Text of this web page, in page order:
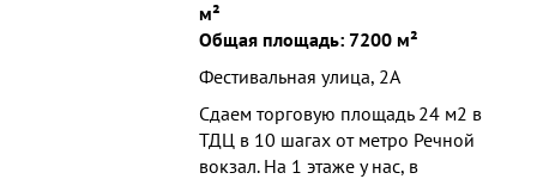
м²
Общая площадь: 7200 м²
Фестивальная улица, 2А
Сдаем торговую площадь 24 м2 в
ТДЦ в 10 шагах от метро Речной
вокзал. На 1 этаже у нас, в